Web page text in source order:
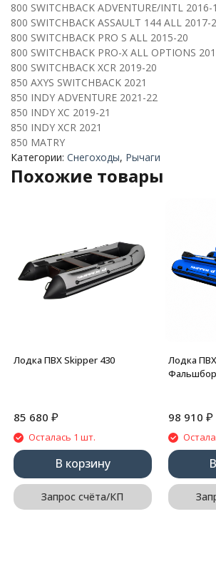
800 SWITCHBACK ADVENTURE/INTL 2016-
800 SWITCHBACK ASSAULT 144 ALL 2017-
800 SWITCHBACK PRO S ALL 2015-20
800 SWITCHBACK PRO-X ALL OPTIONS
800 SWITCHBACK XCR 2019-20
850 AXYS SWITCHBACK 2021
850 INDY ADVENTURE 2021-22
850 INDY XC 2019-21
850 INDY XCR 2021
850 MATRY
Категории: Снегоходы, Рычаги
Похожие товары
Лодка ПВХ Skipper 430
85 680 ₽
Осталась 1 шт.
В корзину
Запрос счёта/КП
Лодка
98 910 ₽